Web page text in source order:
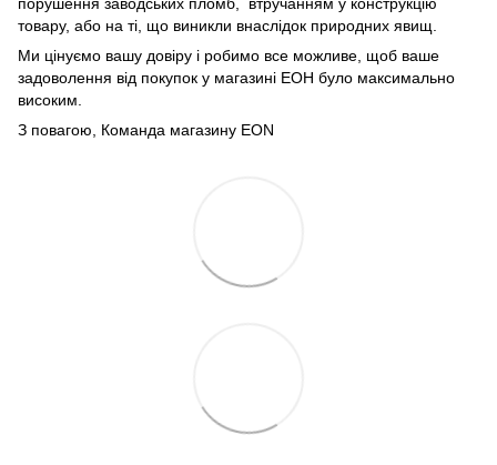
товару, або на ті, що виникли внаслідок природних явищ.
Ми цінуємо вашу довіру і робимо все можливе, щоб ваше
задоволення від покупок у магазині ЕОН було максимально
високим.
З повагою, Команда магазину EON